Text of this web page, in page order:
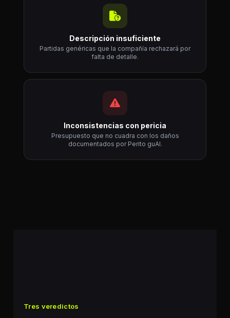
Descripción insuficiente
Partidas genéricas que la compañía rechazará por
falta de detalle.
Inconsistencias con pericia
Presupuesto que no cuadra con los daños
documentados por Perito guAI.
Tres veredictos